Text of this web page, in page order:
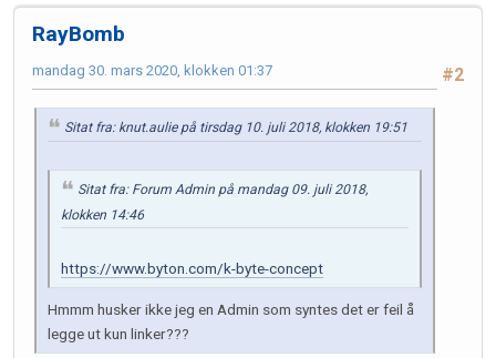
RayBomb
#2
mandag 30. mars 2020, klokken 01:37
Sitat fra: knut.aulie på tirsdag 10. juli 2018, klokken 19:51
Sitat fra: Forum Admin på mandag 09. juli 2018,
klokken 14:46
https://www.byton.com/k-byte-concept
Hmmm husker ikke jeg en Admin som syntes det er feil å
legge ut kun linker???